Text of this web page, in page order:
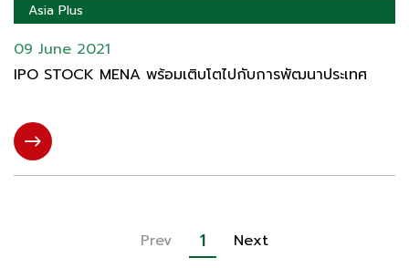
Asia Plus
09 June 2021
IPO STOCK MENA พร้อมเติบโตไปกับการพัฒนาประเทศ
Prev 1 Next